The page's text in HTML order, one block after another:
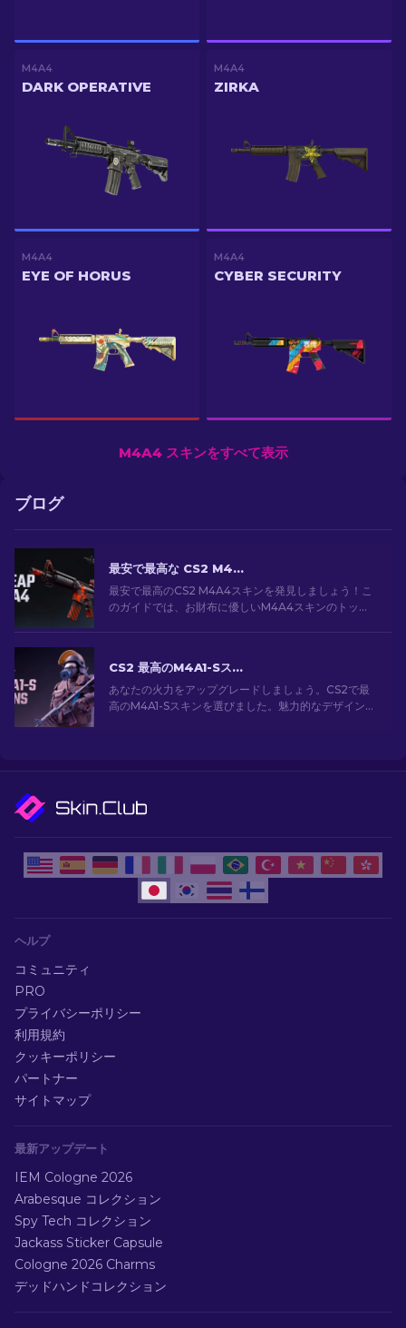
M4A4
DARK OPERATIVE
M4A4
ZIRKA
M4A4
EYE OF HORUS
M4A4
CYBER SECURITY
M4A4 スキンをすべて表示
ブログ
最安で最高な CS2 M4A4 スキン [2026]
最安で最高のCS2 M4A4スキンを発見しましょう！こ
のガイドでは、お財布に優しいM4A4スキンのトップ
CS2 最高のM4A1-Sスキン [2026]
あなたの火力をアップグレードしましょう。CS2で最
高のM4A1-Sスキンを選びました。魅力的なデザインの
ヘルプ
コミュニティ
PRO
プライバシーポリシー
利用規約
クッキーポリシー
パートナー
サイトマップ
最新アップデート
IEM Cologne 2026
Arabesque コレクション
Spy Tech コレクション
Jackass Sticker Capsule
Cologne 2026 Charms
デッドハンドコレクション